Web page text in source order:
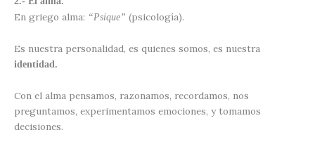
En griego alma: “Psique” (psicología).
Es nuestra personalidad, es quienes somos, es nuestra
identidad.
Con el alma pensamos, razonamos, recordamos, nos
preguntamos, experimentamos emociones, y tomamos
decisiones.